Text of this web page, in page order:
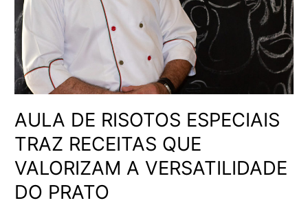
AULA DE RISOTOS ESPECIAIS
TRAZ RECEITAS QUE
VALORIZAM A VERSATILIDADE
DO PRATO
VERSATILIDADE
DO
PRATO